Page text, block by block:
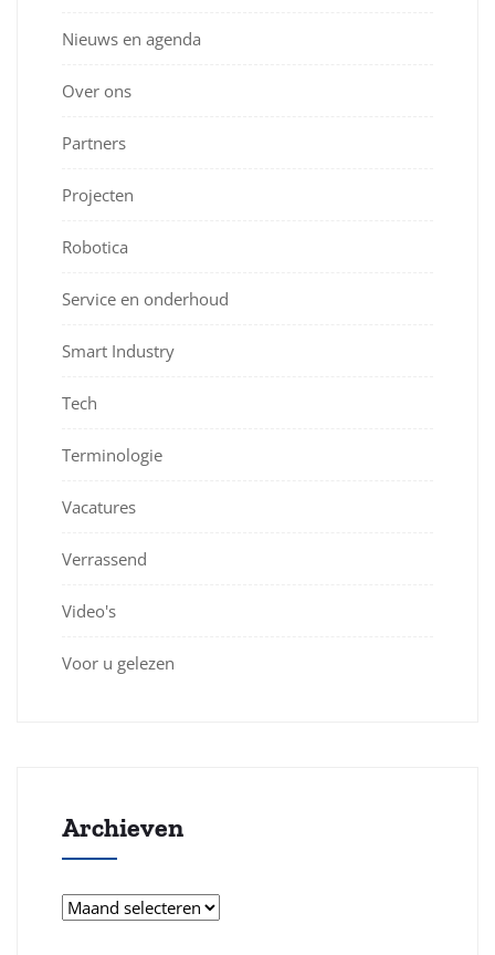
Nieuws en agenda
Over ons
Partners
Projecten
Robotica
Service en onderhoud
Smart Industry
Tech
Terminologie
Vacatures
Verrassend
Video's
Voor u gelezen
Archieven
Archieven